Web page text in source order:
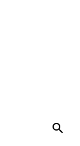
search